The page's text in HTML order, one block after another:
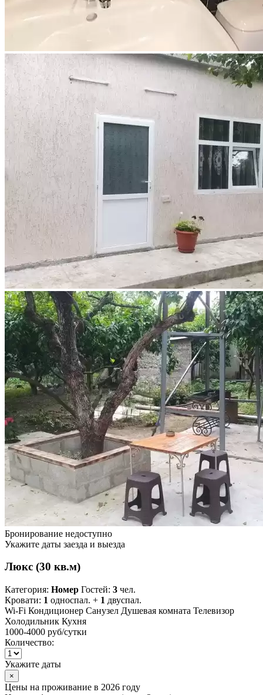
Бронирование недоступно
Укажите даты заезда и выезда
Люкс (30 кв.м)
Категория: Номер Гостей: 3 чел.
Кровати: 1 односпал. + 1 двуспал.
Wi-Fi Кондиционер Санузел Душевая комната Телевизор
Холодильник Кухня
1000-4000 руб/сутки
Количество:
Укажите даты
×
Цены на проживание в 2026 году